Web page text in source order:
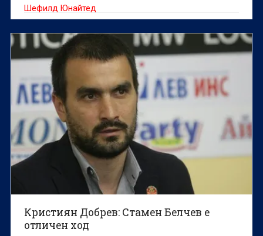
Шефилд Юнайтед
Кристиян Добрев: Стамен Белчев е
отличен ход